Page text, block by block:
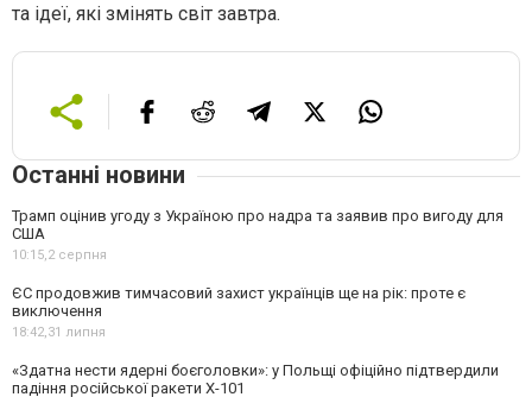
та ідеї, які змінять світ завтра.
Останні новини
Трамп оцінив угоду з Україною про надра та заявив про вигоду для
США
10:15,2 серпня
ЄС продовжив тимчасовий захист українців ще на рік: проте є
виключення
18:42,31 липня
«Здатна нести ядерні боєголовки»: у Польщі офіційно підтвердили
падіння російської ракети Х-101